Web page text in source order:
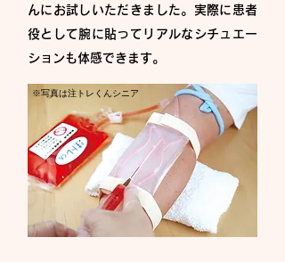
んにお試しいただきました。実際に患者
役として腕に貼ってリアルなシチュエー
ションも体感できます。
※写真は注トレくんシニア